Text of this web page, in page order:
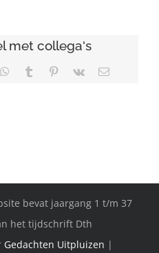
met collega's
WhatsApp
Tumblr Pinterest
Vk
E-
bevat jaargang 1 t/m 37
het tijdschrift Dth
Gedachten Uitpluizen |